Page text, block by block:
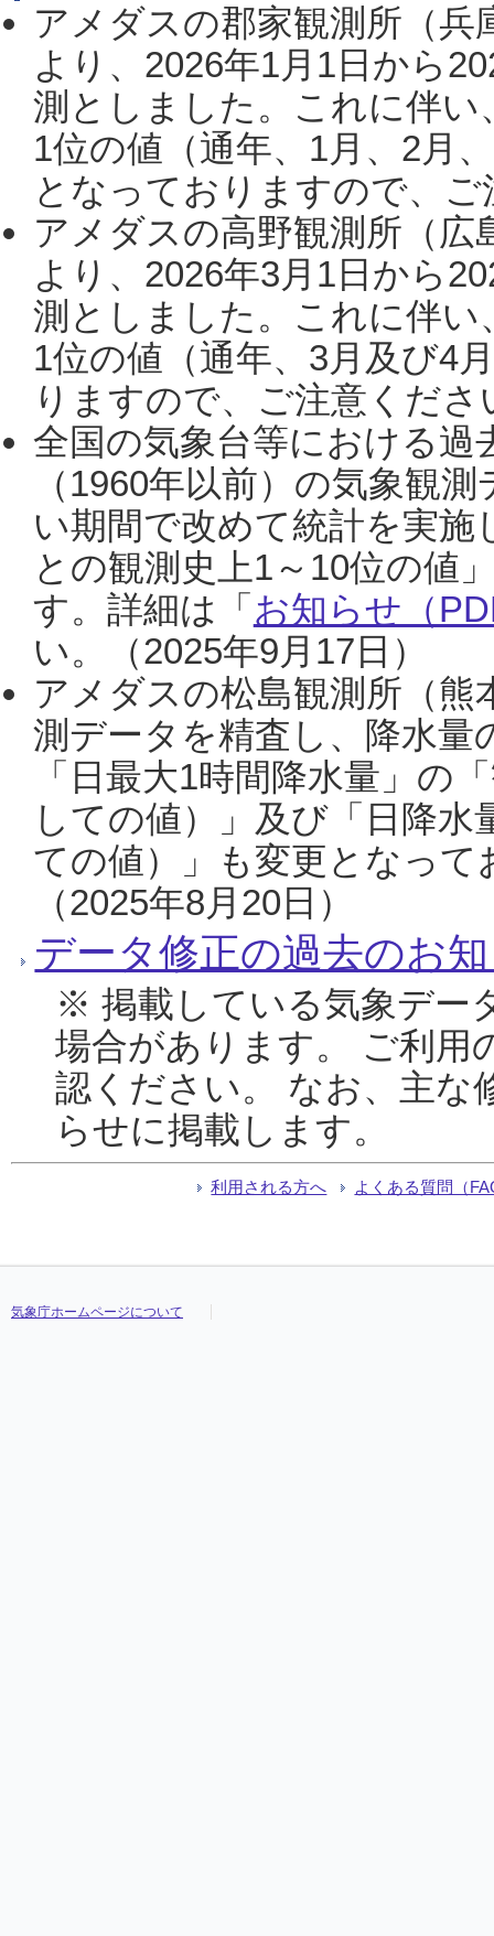
アメダスの郡家観測所（
より、2026年1月1日から
測としました。これに伴い
1位の値（通年、1月、2月
となっておりますので、
アメダスの高野観測所（
より、2026年3月1日から
測としました。これに伴い
1位の値（通年、3月及び4
りますので、ご注意くだ
全国の気象台等における過
（1960年以前）の気象観
い期間で改めて統計を実
との観測史上1～10位の値
す。詳細は「 お知らせ（
い。（2025年9月17日）
アメダスの松島観測所（熊
測データを精査し、降水
「日最大1時間降水量」の
しての値）」及び「日降
ての値）」も変更となっ
（2025年8月20日）
データ修正の過去のお
※ 掲載している気象デー
場合があります。 ご利用
認ください。 なお、主な
らせに掲載します。
利用される方へ よくある質問（
気象庁ホームページについて